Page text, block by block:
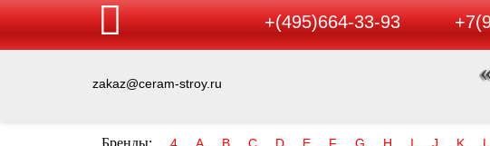
+(495)664-33-93
zakaz@ceram-stroy.ru
Бренды: